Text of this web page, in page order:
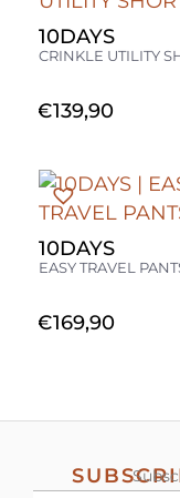
10DAYS
CRINKLE UTILITY
€139,90
10DAYS
EASY TRAVEL
€169,90